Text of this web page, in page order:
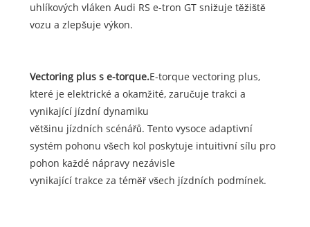
uhlíkových vláken Audi RS e-tron GT snižuje těžiště
vozu a zlepšuje výkon.
Vectoring plus s e-torque.E-torque vectoring plus,
které je elektrické a okamžité, zaručuje trakci a
vynikající jízdní dynamiku
většinu jízdních scénářů. Tento vysoce adaptivní
systém pohonu všech kol poskytuje intuitivní sílu pro
pohon každé nápravy nezávisle
vynikající trakce za téměř všech jízdních podmínek.